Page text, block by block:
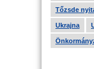
Tőzsde
Ukrajna